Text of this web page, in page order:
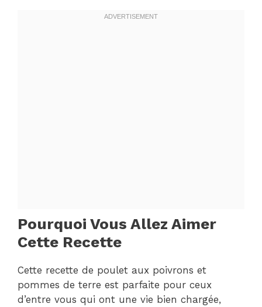
Pourquoi Vous Allez Aimer
Cette Recette
Cette recette de poulet aux poivrons et
pommes de terre est parfaite pour ceux
d’entre vous qui ont une vie bien chargée,